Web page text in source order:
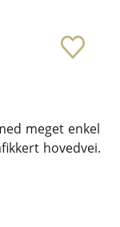
meget enkel
hovedvei.